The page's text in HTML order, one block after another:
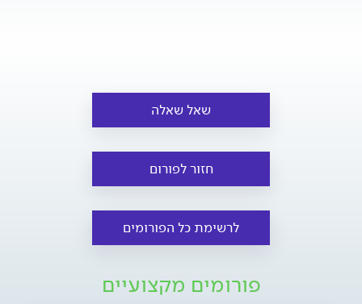
שאל שאלה
חזור לפורום
לרשימת כל הפורומים
פורומים מקצועיים